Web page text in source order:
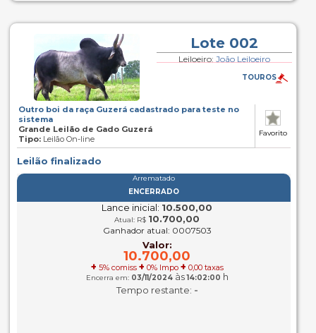
Lote 002
Leiloeiro: João Leiloeiro
Outro boi da raça Guzerá cadastrado para teste no
sistema
Grande Leilão de Gado Guzerá
Tipo:Leilão On-line
Favorito
TOUROS
Leilão finalizado
Arrematado
ENCERRADO
Lance inicial: 10.500,00
Atual: R$ 10.700,00
Ganhador atual: 0007503
Valor:
10.700,00
+ 5% comiss + 0% Impo + 0,00 taxas
Encerra em: 03/11/2024às14:02:00 h
Tempo restante: -